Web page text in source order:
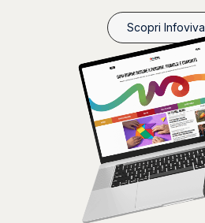
Scopri Infoviva